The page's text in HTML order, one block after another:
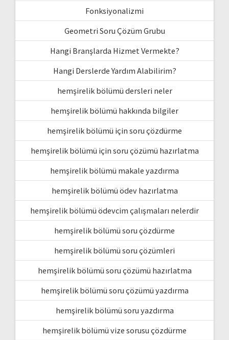
Fonksiyonalizmi
Geometri Soru Çözüm Grubu
Hangi Branşlarda Hizmet Vermekte?
Hangi Derslerde Yardım Alabilirim?
hemşirelik bölümü dersleri neler
hemşirelik bölümü hakkında bilgiler
hemşirelik bölümü için soru çözdürme
hemşirelik bölümü için soru çözümü hazırlatma
hemşirelik bölümü makale yazdırma
hemşirelik bölümü ödev hazırlatma
hemşirelik bölümü ödevcim çalışmaları nelerdir
hemşirelik bölümü soru çözdürme
hemşirelik bölümü soru çözümleri
hemşirelik bölümü soru çözümü hazırlatma
hemşirelik bölümü soru çözümü yazdırma
hemşirelik bölümü soru yazdırma
hemşirelik bölümü vize sorusu çözdürme